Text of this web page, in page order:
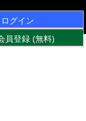
ログイン
員登録 (無料)